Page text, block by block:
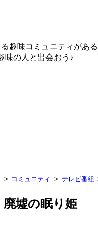
趣味コミュニティがある
味の人と出会おう♪
コミュニティ テレビ番組
廃墟の眠り姫